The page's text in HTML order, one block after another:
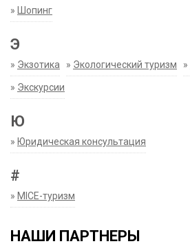
» Шопинг
Э
» Экзотика » Экологический туризм »
» Экскурсии
Ю
» Юридическая консультация
#
» MICE-туризм
НАШИ ПАРТНЕРЫ